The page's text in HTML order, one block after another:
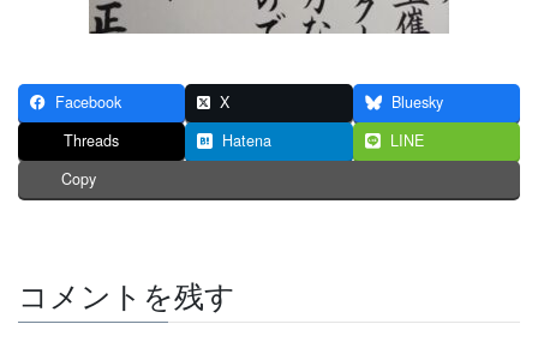
Facebook X
Bluesky
Threads
Hatena
LINE
Copy
コメントを残す